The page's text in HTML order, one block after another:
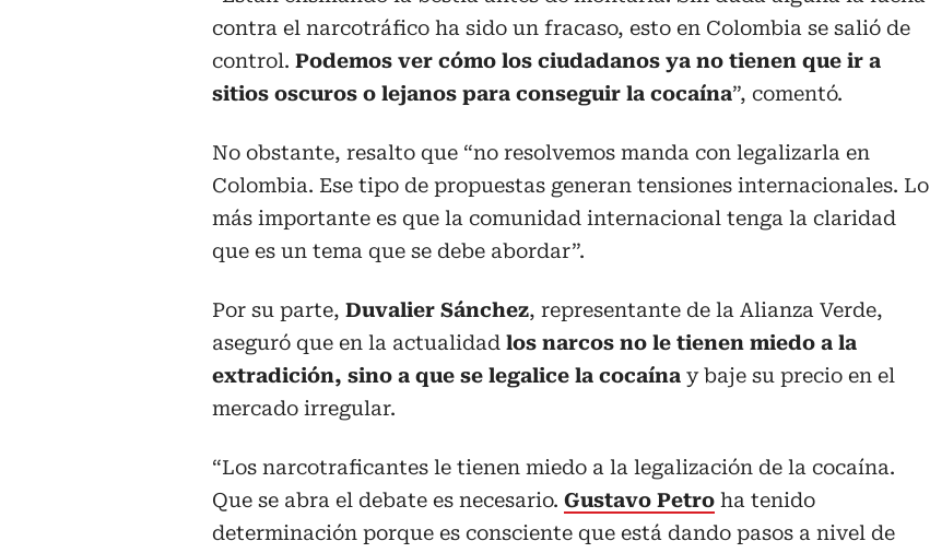
contra el narcotráfico ha sido un fracaso, esto en Colombia se salió de
control. Podemos ver cómo los ciudadanos ya no tienen que ir a
sitios oscuros o lejanos para conseguir la cocaína”, comentó.
No obstante, resalto que “no resolvemos manda con legalizarla en
Colombia. Ese tipo de propuestas generan tensiones internacionales. Lo
más importante es que la comunidad internacional tenga la claridad
que es un tema que se debe abordar”.
Por su parte, Duvalier Sánchez, representante de la Alianza Verde,
aseguró que en la actualidad los narcos no le tienen miedo a la
extradición, sino a que se legalice la cocaína y baje su precio en el
mercado irregular.
“Los narcotraficantes le tienen miedo a la legalización de la cocaína.
Que se abra el debate es necesario. Gustavo Petro ha tenido
determinación porque es consciente que está dando pasos a nivel de